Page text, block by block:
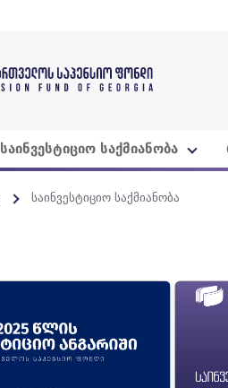
საინვესტიციო საქმიანობა
საინვესტიციო საქმიანობა